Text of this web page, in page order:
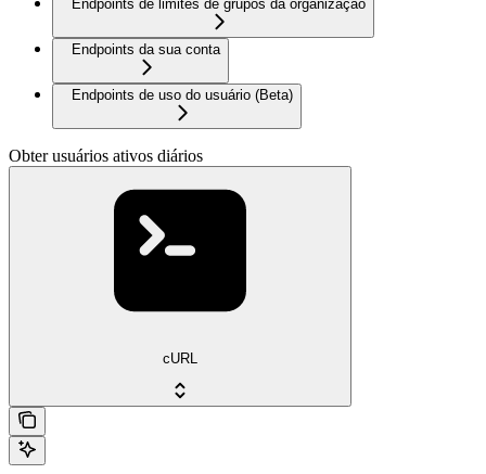
Endpoints de limites de grupos da organização
Endpoints da sua conta
Endpoints de uso do usuário (Beta)
Obter usuários ativos diários
cURL